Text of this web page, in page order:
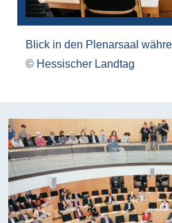
Blick in den Plenarsaal
Hessischer Landtag
Bilddatei